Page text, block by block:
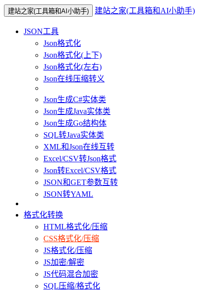
建站之家(工具箱和AI小助手) 建站之家(工具箱和AI小助手)
JSON工具
Json格式化
Json格式化(上下)
Json格式化(左右)
Json在线压缩转义
Json生成C#实体类
Json生成Java实体类
Json生成Go结构体
SQL转Java实体类
XML和Json在线互转
Excel/CSV转Json格式
Json转Excel/CSV格式
JSON和GET参数互转
JSON转YAML
格式化转换
HTML格式化/压缩
CSS格式化/压缩
JS格式化/压缩
JS加密/解密
JS代码混合加密
SQL压缩/格式化